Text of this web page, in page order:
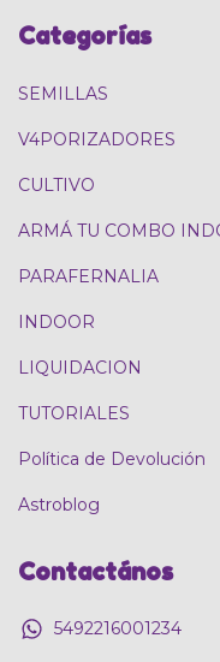
Categorías
SEMILLAS
V4PORIZADORES
CULTIVO
ARMÁ TU COMBO
PARAFERNALIA
INDOOR
LIQUIDACION
TUTORIALES
Política de Devolución
Astroblog
Contactános
5492216001234